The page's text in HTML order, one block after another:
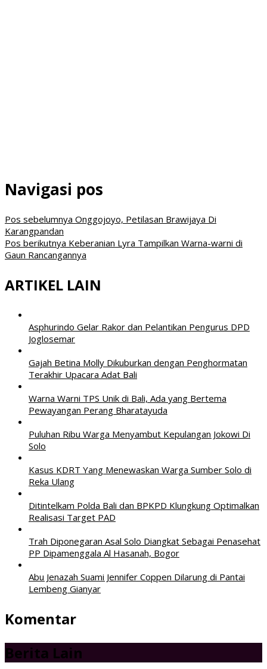
Navigasi pos
Pos sebelumnya Onggojoyo, Petilasan Brawijaya Di
Karangpandan
Pos berikutnya Keberanian Lyra Tampilkan Warna-warni di
Gaun Rancangannya
ARTIKEL LAIN
Asphurindo Gelar Rakor dan Pelantikan Pengurus DPD
Joglosemar
Gajah Betina Molly Dikuburkan dengan Penghormatan
Terakhir Upacara Adat Bali
Warna Warni TPS Unik di Bali, Ada yang Bertema
Pewayangan Perang Bharatayuda
Puluhan Ribu Warga Menyambut Kepulangan Jokowi Di
Solo
Kasus KDRT Yang Menewaskan Warga Sumber Solo di
Reka Ulang
Ditintelkam Polda Bali dan BPKPD Klungkung Optimalkan
Realisasi Target PAD
Trah Diponegaran Asal Solo Diangkat Sebagai Penasehat
PP Dipamenggala Al Hasanah, Bogor
Abu Jenazah Suami Jennifer Coppen Dilarung di Pantai
Lembeng Gianyar
Komentar
Berita Lain